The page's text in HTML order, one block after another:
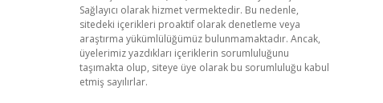
Sağlayıcı olarak hizmet vermektedir. Bu nedenle,
sitedeki içerikleri proaktif olarak denetleme veya
araştırma yükümlülüğümüz bulunmamaktadır. Ancak,
üyelerimiz yazdıkları içeriklerin sorumluluğunu
taşımakta olup, siteye üye olarak bu sorumluluğu kabul
etmiş sayılırlar.